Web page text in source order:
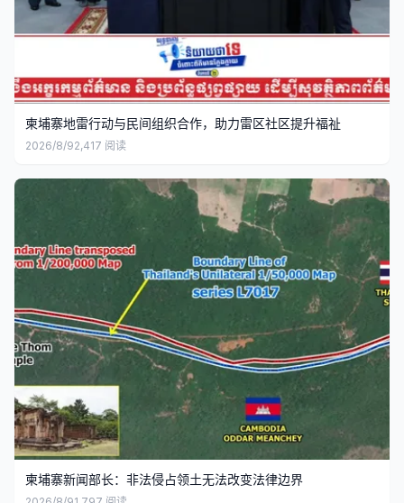
柬埔寨地雷行动与民间组织合作，助力雷区社区提升福祉
2026/8/92,417 阅读
柬埔寨新闻部长：非法侵占领土无法改变法律边界